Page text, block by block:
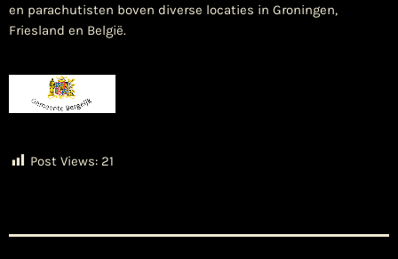
en parachutisten boven diverse locaties in Groningen,
Friesland en België.
Post Views: 21